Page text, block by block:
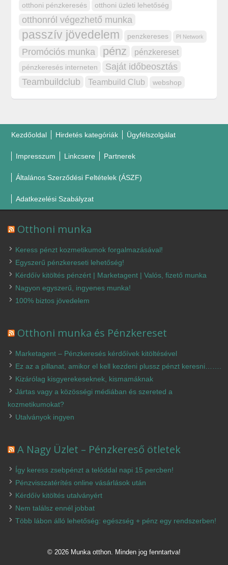
otthoni pénzkeresés otthoni üzleti lehetőség
otthonról végezhető munka
passzív jövedelem penzkereses PI Network
Promóciós munka pénz pénzkereset
pénzkeresés interneten
Saját időbeosztás
Teambuildclub
Teambuild Club webshop
Kezdőoldal Hirdetés kategóriák Ügyfélszolgálat
Impresszum Linkcsere Partnerek
Általános Szerződési Feltételek (ÁSZF)
Adatkezelési Szabályzat
Otthoni munka
Keress pénzt kozmetikumok forgalmazásával!
Egyszerű pénzkereseti lehetőség!
Kérdőív kitöltés pénzért | Marketagent | Valós, fizető munka
Nagyon egyszerű, ingyenes munka!
100% biztos jövedelem
Otthoni munka és Pénzkereset
Marketagent – Pénzkeresés kérdőívek kitöltésével
Ez az a pillanat, amikor el kell kezdeni plussz pénzt keresni…….
Kizárólag kisgyerekeseknek, kismamáknak
Jártas vagy a közösségi médiában és szereted a
kozmetikumokat?
Utalványok ingyen
A Nagy Üzlet – Pénzkereső ötletek
Így keress zsebpénzt a telóddal napi 15 percben!
Pénzvisszatérítés online vásárlások után
Kérdőív kitöltés utalványért
Nem találsz ennél jobbat
Több lábon álló lehetőség: egészség + pénz egy rendszerben!
© 2026 Munka otthon. Minden jog fenntartva!